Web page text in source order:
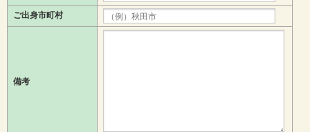
ご出身市町村
備考